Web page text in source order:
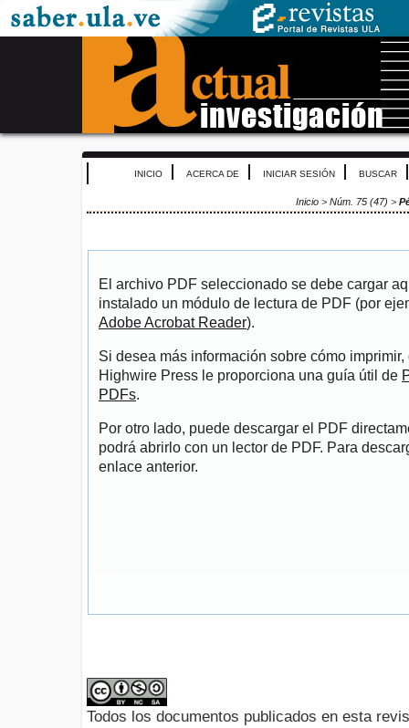
INICIO ACERCA DE INICIAR SESIÓN BUSCAR
Inicio > Núm. 75 (47) >
El archivo PDF seleccionado se debe cargar
instalado un módulo de lectura de PDF (por
Adobe Acrobat Reader).
Si desea más información sobre cómo
Highwire Press le proporciona una guía útil de
PDFs.
Por otro lado, puede descargar el PDF
podrá abrirlo con un lector de PDF. Para
enlace anterior.
Todos los documentos publicados en esta